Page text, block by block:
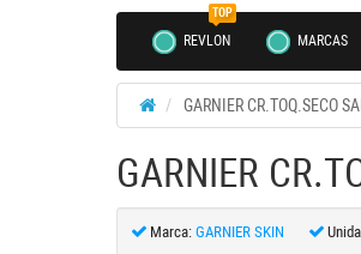
TOP
REVLON MARCAS
GARNIER CR.TOQ.SECO
GARNIER
Marca: GARNIER SKIN